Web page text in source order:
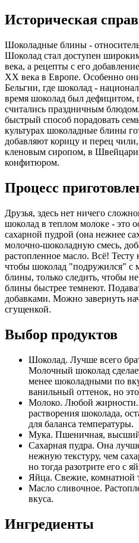
Историческая
Шоколадные блины -
Шоколад стал доступен
века, а рецепты с его
XX века в Европе. Особенно
Бельгии, где шоколад -
время шоколад был дефицитом,
считались праздничным
быстрый способ порадовать
культурах шоколадные блины
добавляют корицу и перец
кленовым сиропом, в
конфитюром.
Процесс
Друзья, здесь нет ничего
шоколад в теплом молоке - это
сахарной пудрой (она нежнее
молочно-шоколадную смесь,
растопленное масло. Всё!
чтобы шоколад "подружился" с
блины, только следить, чтобы
блины быстрее темнеют.
добавками. Можно завернуть
сгущенкой.
Выбор продуктов
Шоколад. Лучше всего
Молочный шоколад
менее шоколадными по
ванильный оттенок, но
Молоко. Любой жирности.
растворения шоколада,
для баланса температуры.
Мука. Пшеничная, высший
Сахарная пудра. Она
нежную текстуру, чем
но тогда разотрите его с
Яйца. Свежие, комнатной
Масло сливочное.
вкуса.
Ингредиенты